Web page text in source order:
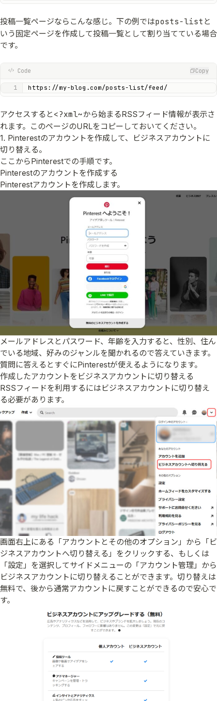
投稿一覧ページならこんな感じ。下の例ではposts-list と
いう固定ページを作成して投稿一覧として割り当てている場合
です。
Code Copy
https://my-blog.com/posts-list/feed/
アクセスすると <?xml~から始まるRSSフィード情報が表示さ
れます。このページのURLをコピーしておいてください。
1. Pinterestのアカウントを作成して、ビジネスアカウントに
切り替える。
ここからPinterestでの手順です。
Pinterestのアカウントを作成する
Pinterestアカウントを作成します。
メールアドレスとパスワード、年齢を入力すると、性別、住ん
でいる地域、好みのジャンルを聞かれるので答えていきます。
質問に答えるとすぐにPinterestが使えるようになります。
作成したアカウントをビジネスアカウントに切り替える
RSSフィードを利用するにはビジネスアカウントに切り替え
る必要があります。
画面右上にある「アカウントとその他のオプション」から「ビ
ジネスアカウントへ切り替える」をクリックする、もしくは
「設定」を選択してサイドメニューの「アカウント管理」から
ビジネスアカウントに切り替えることができます。切り替えは
無料で、後から通常アカウントに戻すことができるので安心で
す。